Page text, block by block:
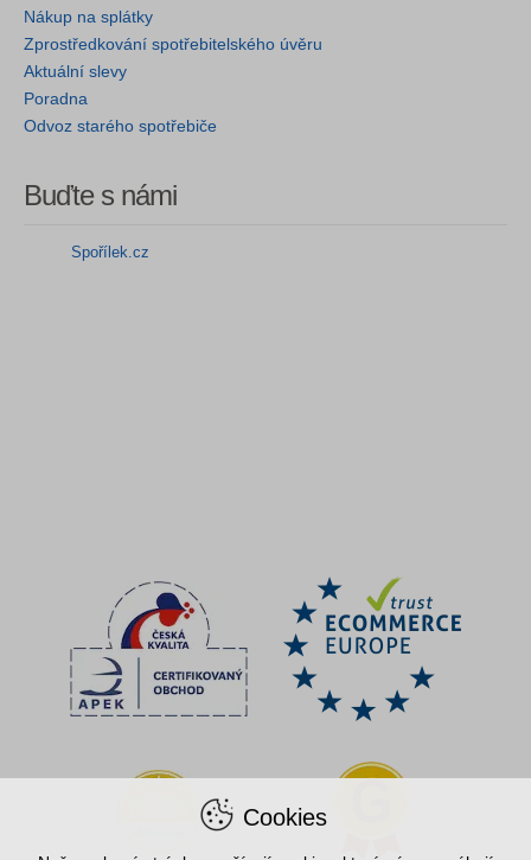
Nákup na splátky
Zprostředkování spotřebitelského úvěru
Aktuální slevy
Poradna
Odvoz starého spotřebiče
Buďte s námi
Spořílek.cz
Cookies